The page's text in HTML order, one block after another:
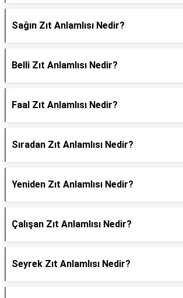
Sağın Zıt Anlamlısı Nedir?
Belli Zıt Anlamlısı Nedir?
Faal Zıt Anlamlısı Nedir?
Sıradan Zıt Anlamlısı Nedir?
Yeniden Zıt Anlamlısı Nedir?
Çalışan Zıt Anlamlısı Nedir?
Seyrek Zıt Anlamlısı Nedir?